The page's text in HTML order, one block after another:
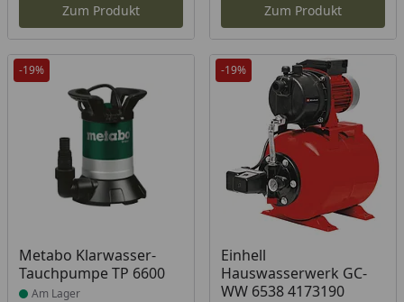
Zum Produkt Zum Produkt
-19%
Metabo Klarwasser-
Tauchpumpe TP 6600
Produkt am Lager
Am Lager
-19%
Einhell
Hauswasserwerk GC-
WW 6538 4173190
Produkt am Lager